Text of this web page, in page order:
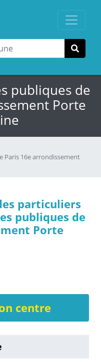
publiques de
Porte
Paris 16e arrondissement
particuliers
publiques de
Porte
centre